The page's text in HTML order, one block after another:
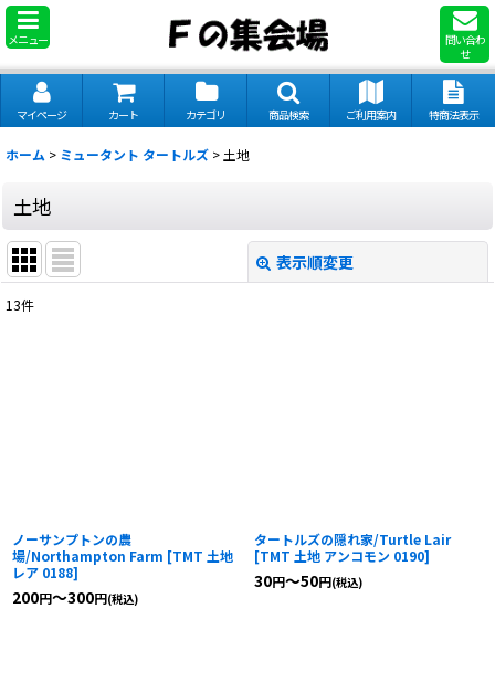
メニュー
問い合わ
せ
マイページ カート カテゴリ 商品検索 ご利用案内 特商法表示
ホーム > ミュータント タートルズ > 土地
土地
表示順変更
13件
ノーサンプトンの農
場/Northampton Farm [TMT 土地
レア 0188]
200円～300円(税込)
タートルズの隠れ家/Turtle Lair
[TMT 土地 アンコモン 0190]
30円～50円(税込)